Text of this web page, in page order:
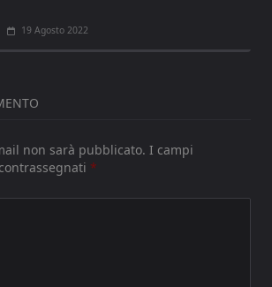
19 Agosto 2022
non sarà pubblicato. I campi
*